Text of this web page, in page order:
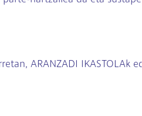
ARANZADI IKASTOLAk